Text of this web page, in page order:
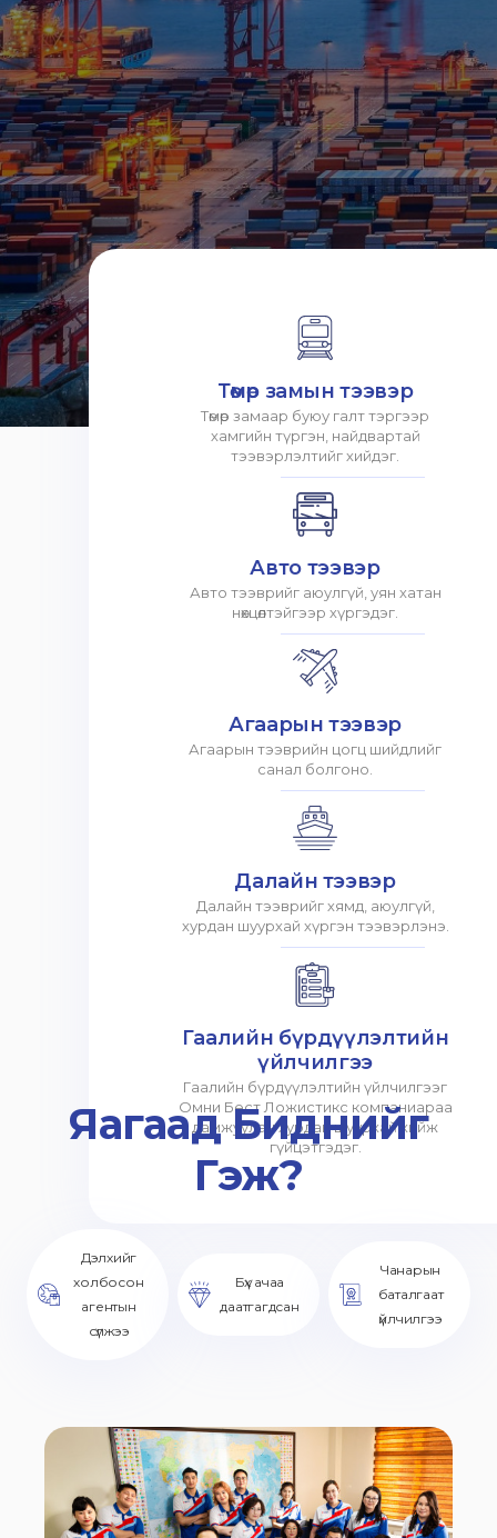
Төмөр замын тээвэр
Төмөр замаар буюу галт тэргээр
хамгийн түргэн, найдвартай
тээвэрлэлтийг хийдэг.
Авто тээвэр
Авто тээврийг аюулгүй, уян хатан
нөхцөлтэйгээр хүргэдэг.
Агаарын тээвэр
Агаарын тээврийн цогц шийдлийг
санал болгоно.
Далайн тээвэр
Далайн тээврийг хямд, аюулгүй,
хурдан шуурхай хүргэн тээвэрлэнэ.
Гаалийн бүрдүүлэлтийн
үйлчилгээ
Гаалийн бүрдүүлэлтийн үйлчилгээг
Омни Бест Ложистикс компаниараа
дамжуулан хурдан шуурхай хийж
гүйцэтгэдэг.
Яагаад Биднийг
Гэж?
Дэлхийг
холбосон
агентын
сүлжээ
Бүх ачаа
даатгагдсан
Чанарын
баталгаат
үйлчилгээ